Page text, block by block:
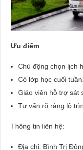
Ưu điểm
Chủ động chọn lịch
Có lớp học cuối tuần.
Giáo viên hỗ trợ sát
Tư vấn rõ ràng lộ
Thông tin liên hệ:
Địa chỉ: Bình Trị